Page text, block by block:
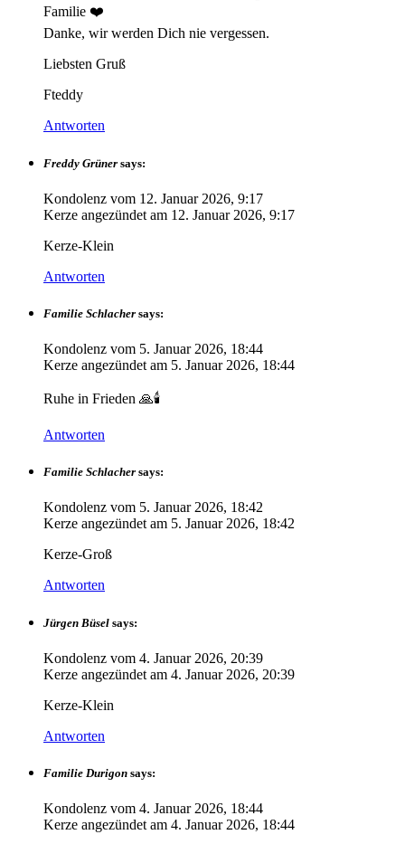
Familie ❤️
Danke, wir werden Dich nie vergessen.
Liebsten Gruß
Fteddy
Antworten
Freddy Grüner says:
Kondolenz vom 12. Januar 2026, 9:17
Kerze angezündet am 12. Januar 2026, 9:17
Kerze-Klein
Antworten
Familie Schlacher says:
Kondolenz vom 5. Januar 2026, 18:44
Kerze angezündet am 5. Januar 2026, 18:44
Ruhe in Frieden 🙏🕯️
Antworten
Familie Schlacher says:
Kondolenz vom 5. Januar 2026, 18:42
Kerze angezündet am 5. Januar 2026, 18:42
Kerze-Groß
Antworten
Jürgen Büsel says:
Kondolenz vom 4. Januar 2026, 20:39
Kerze angezündet am 4. Januar 2026, 20:39
Kerze-Klein
Antworten
Familie Durigon says:
Kondolenz vom 4. Januar 2026, 18:44
Kerze angezündet am 4. Januar 2026, 18:44